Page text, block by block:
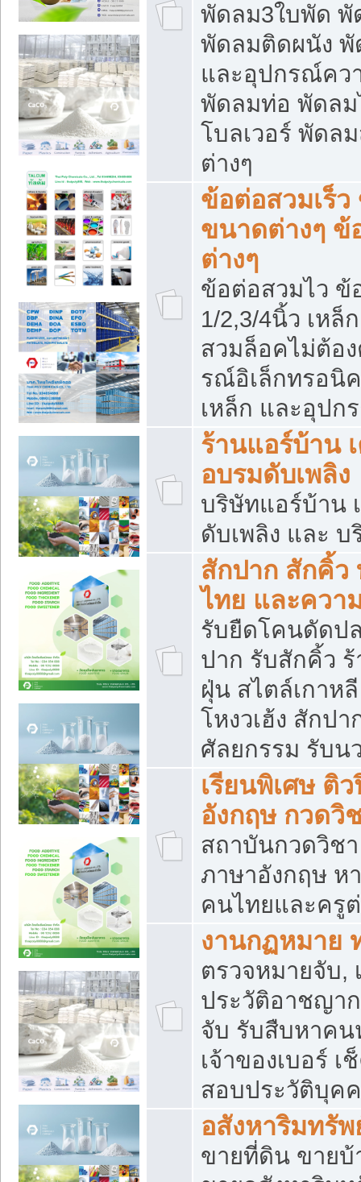
พัดลม3ใบพัด พั
พัดลมติดผนัง
และอุปกรณ์คว
พัดลมท่อ พัดลม
โบลเวอร์ พัดล
ต่างๆ
ข้อต่อสวมเร็
ขนาดต่างๆ ข้
ต่างๆ
ข้อต่อสวมไว ข้
1/2,3/4นิ้ว เหล็
สวมล็อคไม่ต้อ
รณ์อิเล็กทรอนิ
เหล็ก และอุปก
ร้านแอร์บ้าน
อบรมดับเพลิง
บริษัทแอร์บ้าน
ดับเพลิง และ
สักปาก สักคิ้
ไทย และควา
รับยืดโคนดัดป
ปาก รับสักคิ้ว
ฝุ่น สไตล์เกาห
โหงวเฮ้ง สักป
ศัลยกรรม รับน
เรียนพิเศษ ติ
อังกฤษ กวดวิ
สถาบันกวดวิช
ภาษาอังกฤษ ห
คนไทยและครู
งานกฏหมาย
ตรวจหมายจับ,
ประวัติอาชญา
จับ รับสืบหาคน
เจ้าของเบอร์
สอบประวัติบุค
อสังหาริมทรัพ
ขายที่ดิน ขายบ้